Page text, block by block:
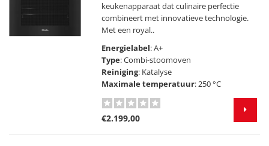
keukenapparaat dat culinaire perfectie
combineert met innovatieve technologie.
Met een royal..
Energielabel: A+
Type: Combi-stoomoven
Reiniging: Katalyse
Maximale temperatuur: 250 °C
€2.199,00